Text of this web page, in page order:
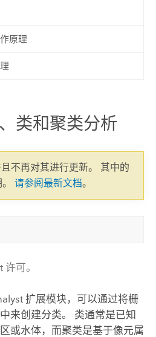
原理
类和聚类分析
不再对其进行更新。 其中的
请参阅最新文档。
可。
扩展模块，可以通过将栅
来创建分类。 类通常是已知
或水体，而聚类是基于像元属